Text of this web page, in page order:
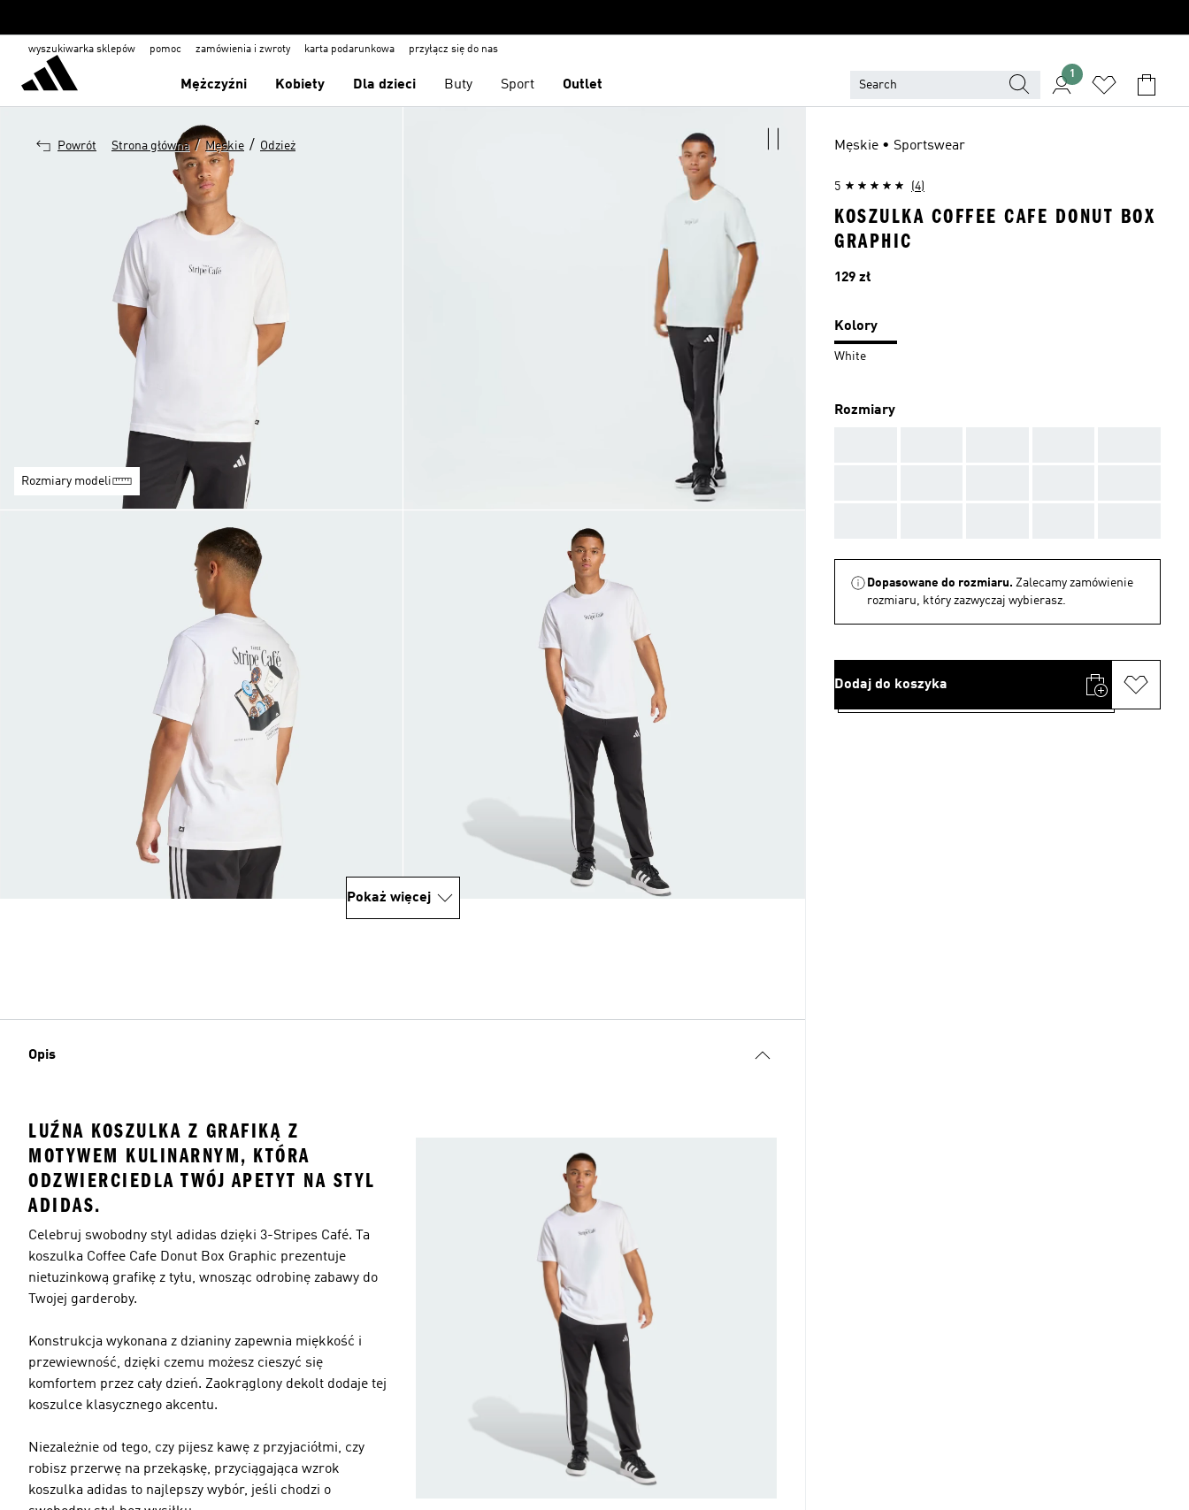
wyszukiwarka sklepów pomoc zamówienia i zwroty karta podarunkowa przyłącz się do nas
Mężczyźni Kobiety Dla dzieci Buty Sport Outlet
1
Powrót Strona główna / Męskie / Odzież
Rozmiary modeli
Pokaż więcej
Opis
LUŹNA KOSZULKA Z GRAFIKĄ Z
MOTYWEM KULINARNYM, KTÓRA
ODZWIERCIEDLA TWÓJ APETYT NA STYL
ADIDAS.
Celebruj swobodny styl adidas dzięki 3-Stripes Café. Ta
koszulka Coffee Cafe Donut Box Graphic prezentuje
nietuzinkową grafikę z tyłu, wnosząc odrobinę zabawy do
Twojej garderoby.
Konstrukcja wykonana z dzianiny zapewnia miękkość i
przewiewność, dzięki czemu możesz cieszyć się
komfortem przez cały dzień. Zaokrąglony dekolt dodaje tej
koszulce klasycznego akcentu.
Niezależnie od tego, czy pijesz kawę z przyjaciółmi, czy
robisz przerwę na przekąskę, przyciągająca wzrok
koszulka adidas to najlepszy wybór, jeśli chodzi o
Męskie • Sportswear
5 (4)
KOSZULKA COFFEE CAFE DONUT BOX
GRAPHIC
Cena
129 zł
Kolory
White
Rozmiary
Dopasowane do rozmiaru. Zalecamy zamówienie
rozmiaru, który zazwyczaj wybierasz.
Dodaj do koszyka